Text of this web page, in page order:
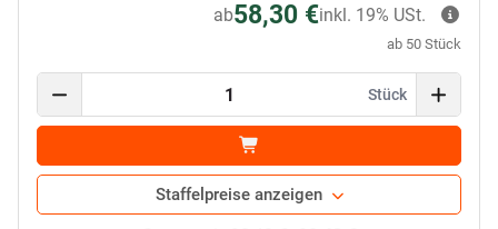
ab58,30 €
ab 50 Stück
inkl. 19% USt.
Stück
Staffelpreise anzeigen